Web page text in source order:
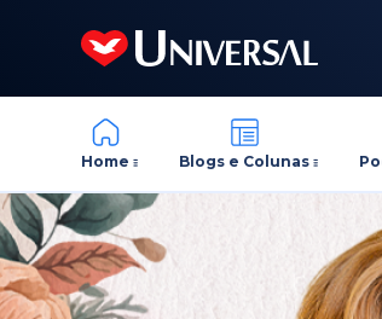
Home Blogs e Colunas